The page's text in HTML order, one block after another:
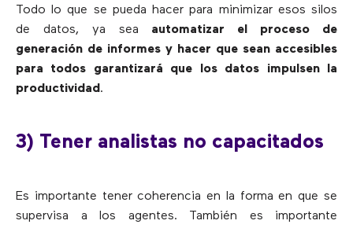
Todo lo que se pueda hacer para minimizar esos silos
de datos, ya sea automatizar el proceso de
generación de informes y hacer que sean accesibles
para todos garantizará que los datos impulsen la
productividad.
3) Tener analistas no capacitados
Es importante tener coherencia en la forma en que se
supervisa a los agentes. También es importante